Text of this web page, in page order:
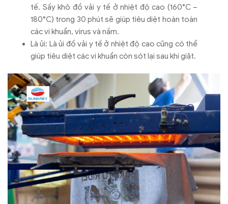
tế. Sấy khô đồ vải y tế ở nhiệt độ cao (160°C –
180°C) trong 30 phút sẽ giúp tiêu diệt hoàn toàn
các vi khuẩn, virus và nấm.
Là ủi: Là ủi đồ vải y tế ở nhiệt độ cao cũng có thể
giúp tiêu diệt các vi khuẩn còn sót lại sau khi giặt.